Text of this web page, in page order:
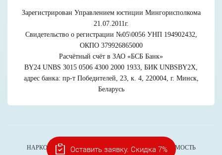
Зарегистрирован Управлением юстиции Мингорисполкома
21.07.2011г.
Свидетельство о регистрации №05\0056 УНП 194902432,
ОКПО 379926865000
Расчётный счёт в ЗАО «БСБ Банк»
BY24 UNBS 3015 0506 4300 2000 1933, БИК UNBSBY2X,
адрес банка: пр-т Победителей, 23, к. 4, 220004, г. Минск,
Беларусь
НАРКОЛОГИЯ АЛКОГОЛИЗМ СОЗАВИСИМОСТЬ
Оставить заявку. Скидка 7%